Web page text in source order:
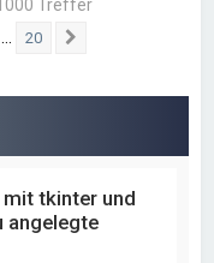
Treffer
… 20
tkinter und
angelegte